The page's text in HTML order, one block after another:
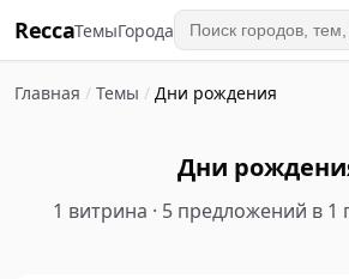
ReccaТемыГорода
Главная / Темы / Дни рождения
Дни
1 витрина · 5 предложений в 1